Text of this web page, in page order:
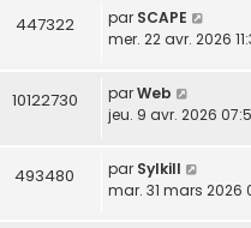
447322 par SCAPE
mer. 22 avr. 2026
10122730 parWeb
jeu. 9 avr. 2026
493480 par Sylkill
mar. 31 mars 2026